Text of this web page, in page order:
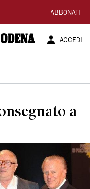
ABBONATI
ACCEDI
a